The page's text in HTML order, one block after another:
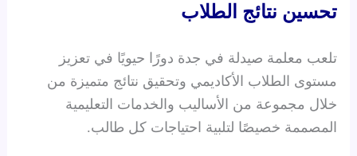
تحسين نتائج الطلاب
تلعب معلمة صيدلة في جدة دورًا حيويًا في تعزيز
مستوى الطلاب الأكاديمي وتحقيق نتائج متميزة من
خلال مجموعة من الأساليب والخدمات التعليمية
المصممة خصيصًا لتلبية احتياجات كل طالب.